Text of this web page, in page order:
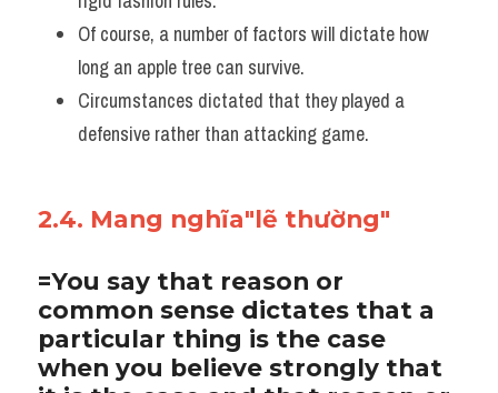
Of course, a number of factors will dictate how
long an apple tree can survive.
Circumstances dictated that they played a
defensive rather than attacking game.
2.4. Mang nghĩa"lẽ thường"
=You say that reason or
common sense dictates that a
particular thing is the case
when you believe strongly that